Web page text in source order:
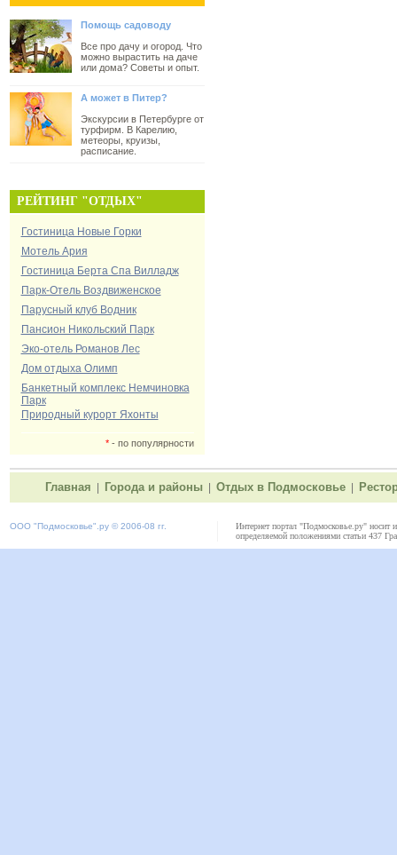
Помощь садоводу
Все про дачу и огород. Что
можно вырастить на даче
или дома? Советы и опыт.
А может в Питер?
Экскурсии в Петербурге от
турфирм. В Карелию,
метеоры, круизы,
расписание.
РЕЙТИНГ "ОТДЫХ"
Гостиница Новые Горки
Мотель Ария
Гостиница Берта Спа Вилладж
Парк-Отель Воздвиженское
Парусный клуб Водник
Пансион Никольский Парк
Эко-отель Романов Лес
Дом отдыха Олимп
Банкетный комплекс Немчиновка
Парк
Природный курорт Яхонты
*- по популярности
Главная Города и районы Отдых в Подмосковье
ООО "Подмосковье" .ру © 2006-08 гг.
Интернет портал "Подмосковье.ру" носит
определяемой положениями статьи 437